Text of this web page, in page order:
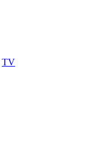
TV